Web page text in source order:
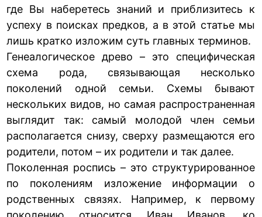
где Вы наберетесь знаний и приблизитесь к
успеху в поисках предков, а в этой статье мы
лишь кратко изложим суть главных терминов.
Генеалогическое древо – это специфическая
схема рода, связывающая несколько
поколений одной семьи. Схемы бывают
нескольких видов, но самая распространенная
выглядит так: самый молодой член семьи
располагается снизу, сверху размещаются его
родители, потом – их родители и так далее.
Поколенная роспись – это структурированное
по поколениям изложение информации о
родственных связях. Например, к первому